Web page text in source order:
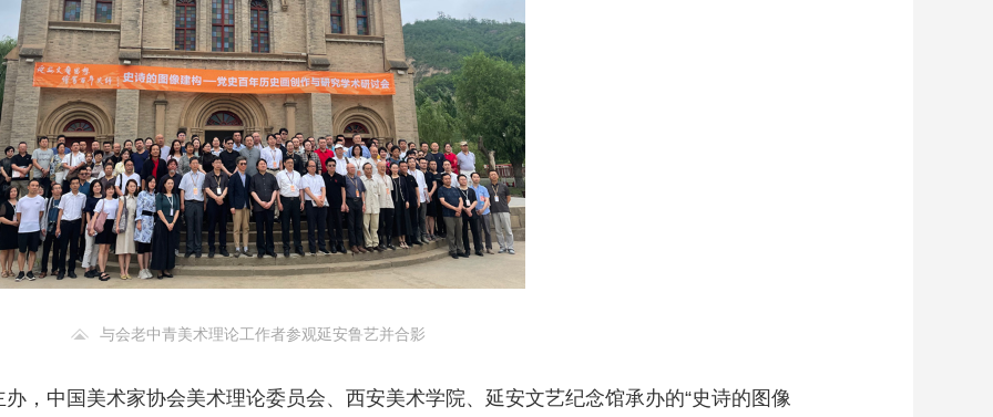
与会老中青美术理论工作者参观延安鲁艺并合影
，中国美术家协会美术理论委员会、西安美术学院、延安文艺纪念馆承办的“史诗的图像